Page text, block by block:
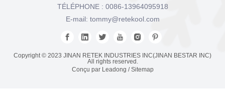
TÉLÉPHONE : 0086-13964095918
E-mail: tommy@retekool.com
Copyright © 2023 JINAN RETEK INDUSTRIES INC(JINAN BESTAR INC)
All rights reserved.
Conçu par Leadong /Sitemap